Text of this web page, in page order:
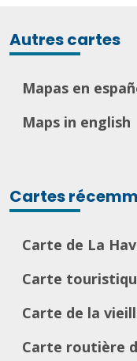
Autres cartes
Mapas en
Maps in english
Cartes
Carte de La
Carte
Carte de la
Carte routière